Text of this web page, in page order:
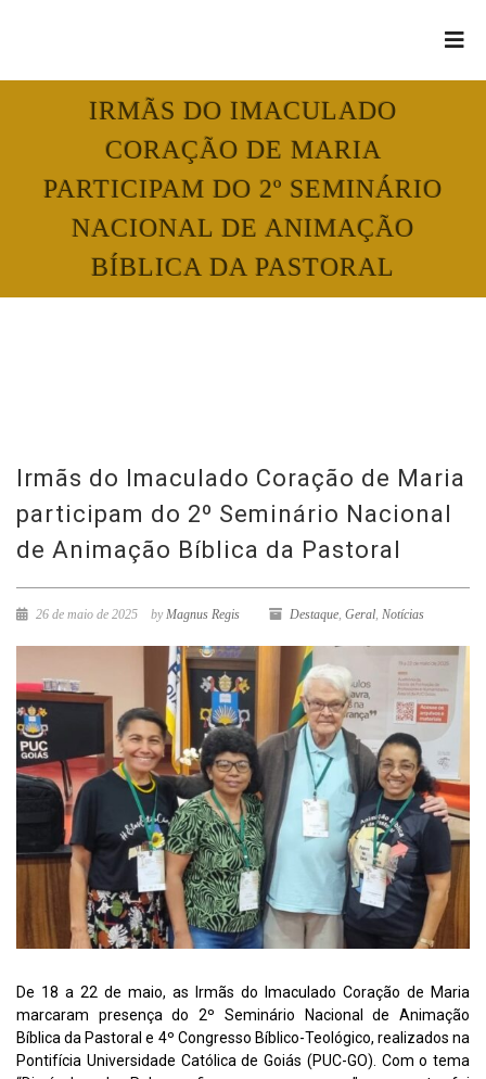
IRMÃS DO IMACULADO
CORAÇÃO DE MARIA
PARTICIPAM DO 2º SEMINÁRIO
NACIONAL DE ANIMAÇÃO
BÍBLICA DA PASTORAL
Irmãs do Imaculado Coração de Maria
participam do 2º Seminário Nacional
de Animação Bíblica da Pastoral
26 de maio de 2025 byMagnus Regis Destaque, Geral, Notícias
De 18 a 22 de maio, as Irmãs do Imaculado Coração de Maria
marcaram presença do 2º Seminário Nacional de Animação
Bíblica da Pastoral e 4º Congresso Bíblico-Teológico, realizados na
Pontifícia Universidade Católica de Goiás (PUC-GO). Com o tema